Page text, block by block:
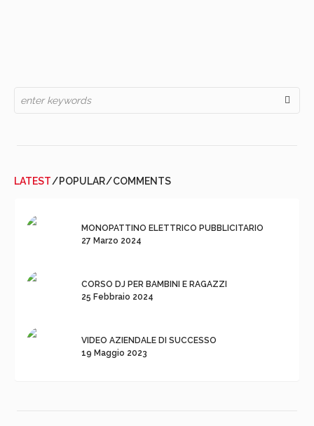
LATEST POPULAR COMMENTS
MONOPATTINO ELETTRICO PUBBLICITARIO
27 Marzo 2024
CORSO DJ PER BAMBINI E RAGAZZI
25 Febbraio 2024
VIDEO AZIENDALE DI SUCCESSO
19 Maggio 2023